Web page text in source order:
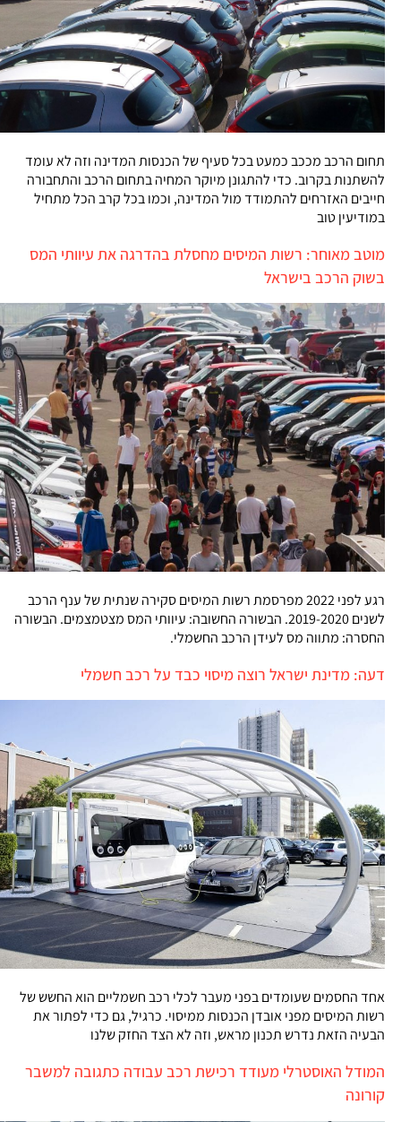
תחום הרכב מככב כמעט בכל סעיף של הכנסות המדינה וזה לא עומד
להשתנות בקרוב. כדי להתגונן מיוקר המחיה בתחום הרכב והתחבורה
חייבים האזרחים להתמודד מול המדינה, וכמו בכל קרב הכל מתחיל
במודיעין טוב
מוטב מאוחר: רשות המיסים מחסלת בהדרגה את עיוותי המס
בשוק הרכב בישראל
רגע לפני 2022 מפרסמת רשות המיסים סקירה שנתית של ענף הרכב
לשנים 2019-2020. הבשורה החשובה: עיוותי המס מצטמצמים. הבשורה
החסרה: מתווה מס לעידן הרכב החשמלי.
דעה: מדינת ישראל רוצה מיסוי כבד על רכב חשמלי
אחד החסמים שעומדים בפני מעבר לכלי רכב חשמליים הוא החשש של
רשות המיסים מפני אובדן הכנסות ממיסוי. כרגיל, גם כדי לפתור את
הבעיה הזאת נדרש תכנון מראש, וזה לא הצד החזק שלנו
המודל האוסטרלי מעודד רכישת רכב עבודה כתגובה למשבר
קורונה